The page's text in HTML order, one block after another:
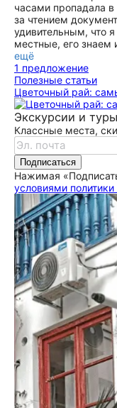
часами пропадала
за чтением
удивительным, что
местные, его знаем
ещё
1 предложение
Полезные статьи
Цветочный рай:
Экскурсии и
Классные места,
Подписаться
Нажимая
условиями